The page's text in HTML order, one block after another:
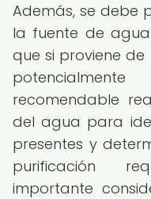
Además, se debe
la fuente de
que si proviene
recomendable
del agua para
presentes y
purificación
importante